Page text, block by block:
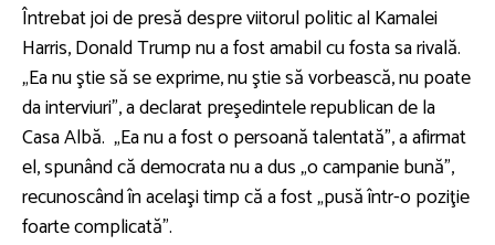
Întrebat joi de presă despre viitorul politic al Kamalei
Harris, Donald Trump nu a fost amabil cu fosta sa rivală.
„Ea nu ştie să se exprime, nu ştie să vorbească, nu poate
da interviuri”, a declarat preşedintele republican de la
Casa Albă. „Ea nu a fost o persoană talentată”, a afirmat
el, spunând că democrata nu a dus „o campanie bună”,
recunoscând în acelaşi timp că a fost „pusă într-o poziţie
foarte complicată”.